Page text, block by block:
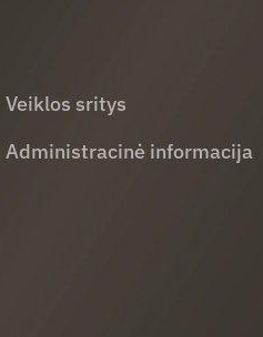
Veiklos sritys
Administracinė informacija